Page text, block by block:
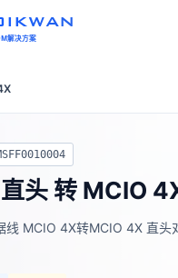
解决方案
头 转 MCIO
线 MCIO 4X转MCIO 4X 直头